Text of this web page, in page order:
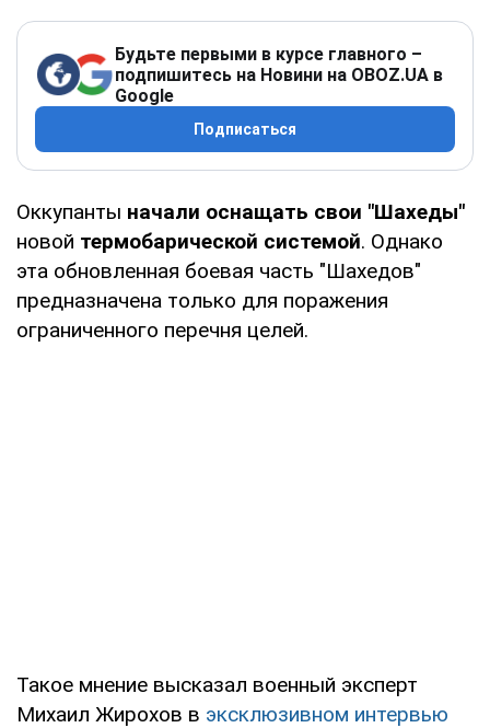
Будьте первыми в курсе главного –
подпишитесь на Новини на OBOZ.UA в
Google
Подписаться
Оккупанты начали оснащать свои "Шахеды"
новой термобарической системой. Однако
эта обновленная боевая часть "Шахедов"
предназначена только для поражения
ограниченного перечня целей.
Такое мнение высказал военный эксперт
Михаил Жирохов в эксклюзивном интервью